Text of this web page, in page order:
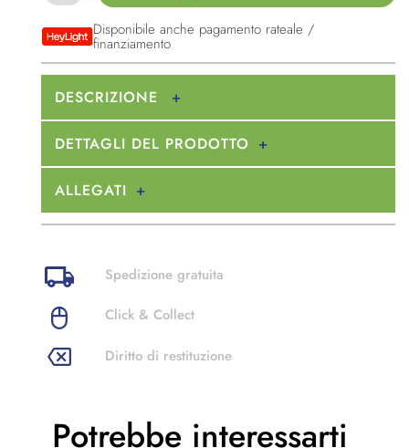
Disponibile anche pagamento rateale /
finanziamento
DESCRIZIONE
DETTAGLI DEL PRODOTTO
ALLEGATI
Spedizione gratuita
Click & Collect
Diritto di restituzione
Potrebbe interessarti